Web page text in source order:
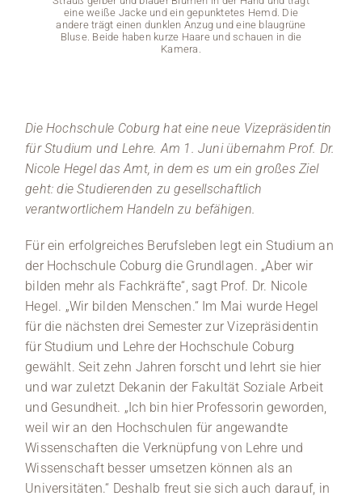
Veranstaltungen
eine weiße Jacke und ein gepunktetes Hemd. Die
andere trägt einen dunklen Anzug und eine blaugrüne
Bluse. Beide haben kurze Haare und schauen in die
Kamera.
Die Hochschule Coburg hat eine neue Vizepräsidentin
für Studium und Lehre. Am 1. Juni übernahm Prof. Dr.
Nicole Hegel das Amt, in dem es um ein großes Ziel
geht: die Studierenden zu gesellschaftlich
verantwortlichem Handeln zu befähigen.
Für ein erfolgreiches Berufsleben legt ein Studium an
der Hochschule Coburg die Grundlagen. „Aber wir
bilden mehr als Fachkräfte“, sagt Prof. Dr. Nicole
Hegel. „Wir bilden Menschen.“ Im Mai wurde Hegel
für die nächsten drei Semester zur Vizepräsidentin
für Studium und Lehre der Hochschule Coburg
gewählt. Seit zehn Jahren forscht und lehrt sie hier
und war zuletzt Dekanin der Fakultät Soziale Arbeit
und Gesundheit. „Ich bin hier Professorin geworden,
weil wir an den Hochschulen für angewandte
Wissenschaften die Verknüpfung von Lehre und
Wissenschaft besser umsetzen können als an
Universitäten.“ Deshalb freut sie sich auch darauf, in